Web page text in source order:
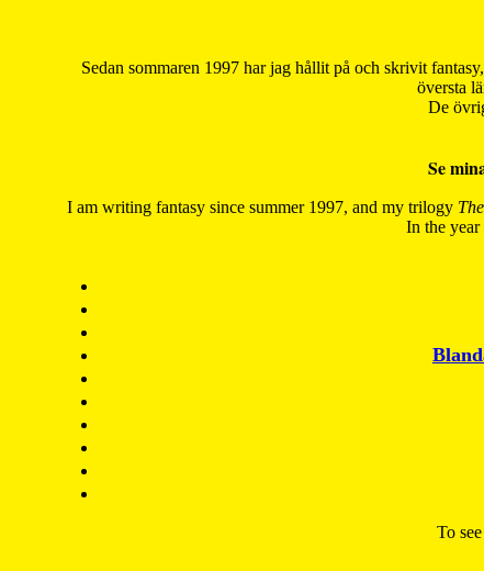
Sedan sommaren 1997 har jag hållit på och skrivit
översta
De
Se
I am writing fantasy since summer 1997, and my trilogy
In the
To